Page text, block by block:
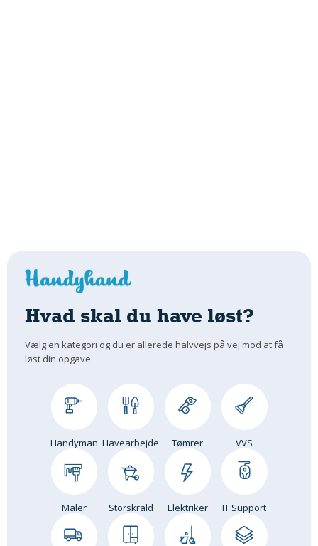
Hvad skal du have løst?
Vælg en kategori og du er allerede halvvejs på vej mod at få
løst din opgave
Handyman Havearbejde Tømrer VVS
Maler Storskrald Elektriker IT Support